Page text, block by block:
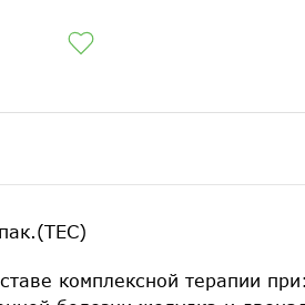
комплексной терапии